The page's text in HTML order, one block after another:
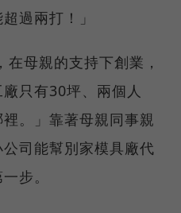
過兩打！」
母親的支持下創業，
只有30坪、兩個人
。」靠著母親同事親
司能幫別家模具廠代
步。